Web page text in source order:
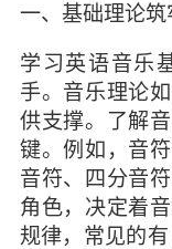
一、基础理论
学习英语音乐
手。音乐理论
供支撑。了解
键。例如，音
音符、四分音
角色，决定着
规律，常见的